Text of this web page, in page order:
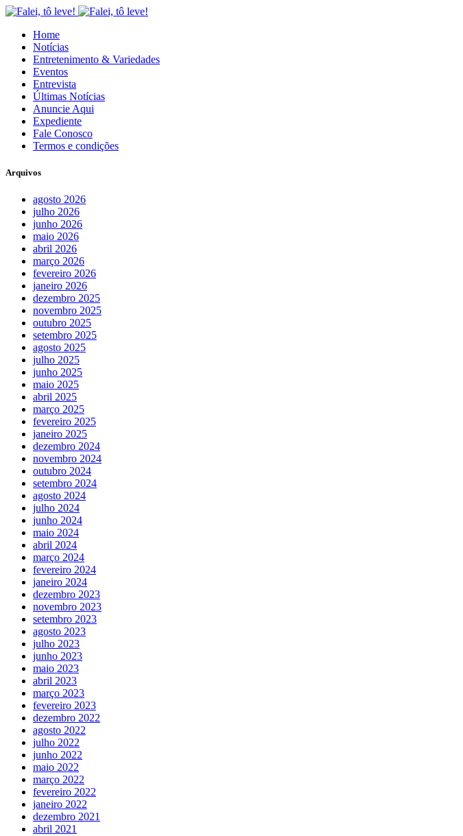
Home
Notícias
Entretenimento & Variedades
Eventos
Entrevista
Últimas Notícias
Anuncie Aqui
Expediente
Fale Conosco
Termos e condições
Arquivos
agosto 2026
julho 2026
junho 2026
maio 2026
abril 2026
março 2026
fevereiro 2026
janeiro 2026
dezembro 2025
novembro 2025
outubro 2025
setembro 2025
agosto 2025
julho 2025
junho 2025
maio 2025
abril 2025
março 2025
fevereiro 2025
janeiro 2025
dezembro 2024
novembro 2024
outubro 2024
setembro 2024
agosto 2024
julho 2024
junho 2024
maio 2024
abril 2024
março 2024
fevereiro 2024
janeiro 2024
dezembro 2023
novembro 2023
setembro 2023
agosto 2023
julho 2023
junho 2023
maio 2023
abril 2023
março 2023
fevereiro 2023
dezembro 2022
agosto 2022
julho 2022
junho 2022
maio 2022
março 2022
fevereiro 2022
janeiro 2022
dezembro 2021
abril 2021